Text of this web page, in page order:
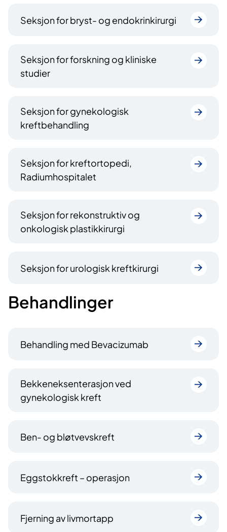
Seksjon for bryst- og endokrinkirurgi
Seksjon for forskning og kliniske
studier
Seksjon for gynekologisk
kreftbehandling
Seksjon for kreftortopedi,
Radiumhospitalet
Seksjon for rekonstruktiv og
onkologisk plastikkirurgi
Seksjon for urologisk kreftkirurgi
Behandlinger
Behandling med Bevacizumab
Bekkeneksenterasjon ved
gynekologisk kreft
Ben- og bløtvevskreft
Eggstokkreft – operasjon
Fjerning av livmortapp